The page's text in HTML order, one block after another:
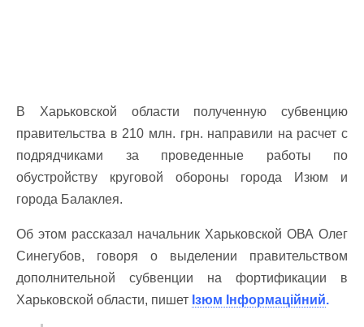
В Харьковской области полученную субвенцию
правительства в 210 млн. грн. направили на расчет с
подрядчиками за проведенные работы по
обустройству круговой обороны города Изюм и
города Балаклея.
Об этом рассказал начальник Харьковской ОВА Олег
Синегубов, говоря о выделении правительством
дополнительной субвенции на фортификации в
Харьковской области, пишет Ізюм Інформаційний.